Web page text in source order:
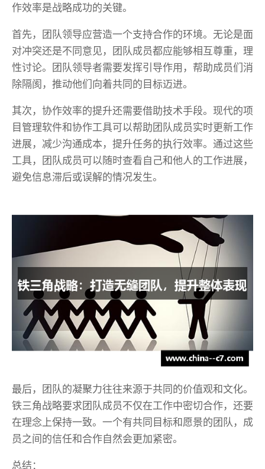
作效率是战略成功的关键。
首先，团队领导应营造一个支持合作的环境。无论是面
对冲突还是不同意见，团队成员都应能够相互尊重，理
性讨论。团队领导者需要发挥引导作用，帮助成员们消
除隔阂，推动他们向着共同的目标迈进。
其次，协作效率的提升还需要借助技术手段。现代的项
目管理软件和协作工具可以帮助团队成员实时更新工作
进展，减少沟通成本，提升任务的执行效率。通过这些
工具，团队成员可以随时查看自己和他人的工作进展，
避免信息滞后或误解的情况发生。
最后，团队的凝聚力往往来源于共同的价值观和文化。
铁三角战略要求团队成员不仅在工作中密切合作，还要
在理念上保持一致。一个有共同目标和愿景的团队，成
员之间的信任和合作自然会更加紧密。
总结：